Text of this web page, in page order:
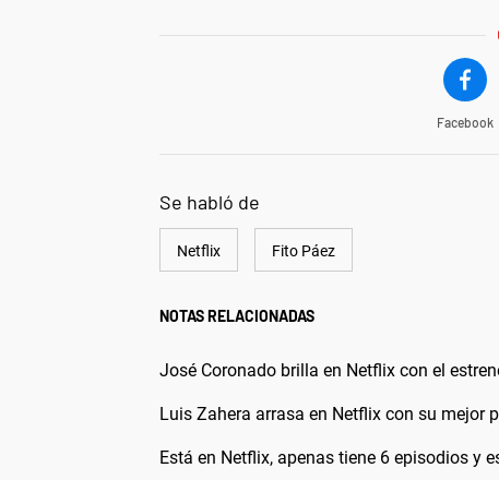
Facebook
Se habló de
Netflix Fito Páez
NOTAS RELACIONADAS
José Coronado brilla en Netflix con el
Luis Zahera arrasa en Netflix con su mejor
Está en Netflix, apenas tiene 6 episodios y